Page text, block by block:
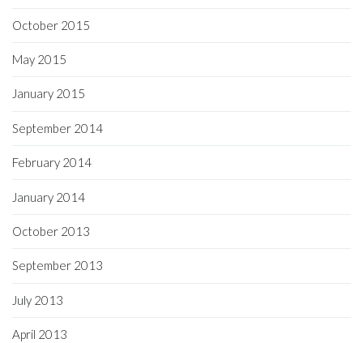
October 2015
May 2015
January 2015
September 2014
February 2014
January 2014
October 2013
September 2013
July 2013
April 2013